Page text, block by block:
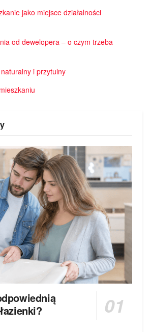
jako miejsce działalności
od dewelopera – o czym trzeba
i przytulny